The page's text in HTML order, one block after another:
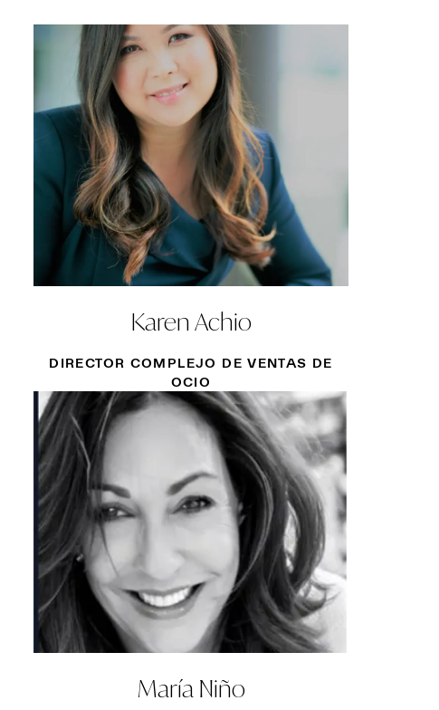
Karen Achio
DIRECTOR COMPLEJO DE VENTAS DE
OCIO
María Niño